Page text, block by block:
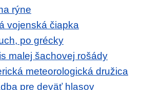
rýne
vojenská čiapka
po grécky
malej šachovej rošády
meteorologická družica
pre deväť hlasov